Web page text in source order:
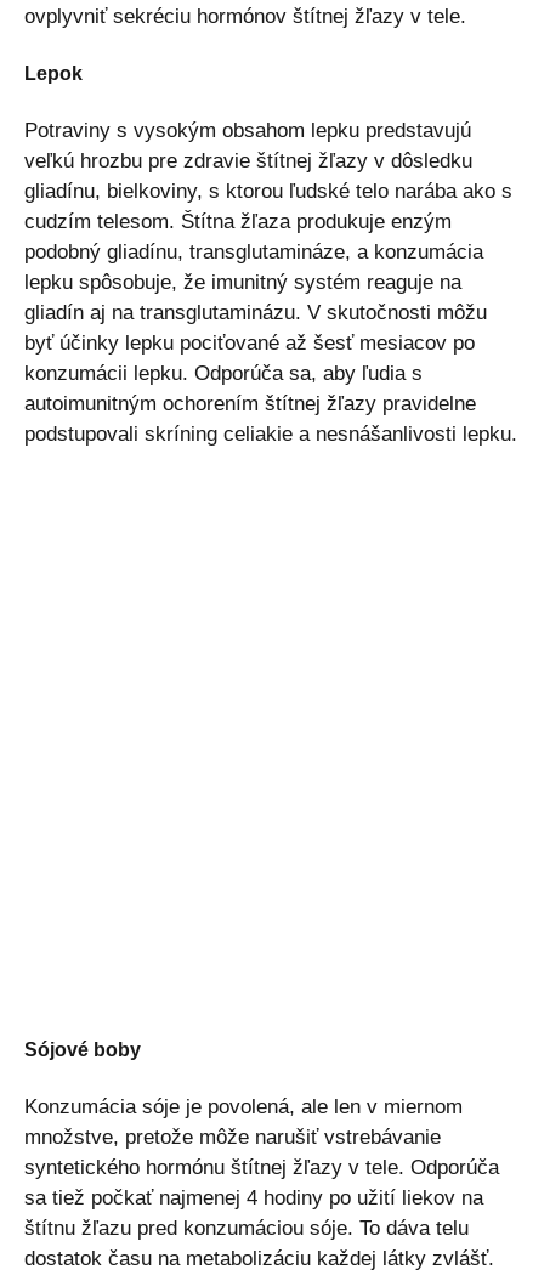
ovplyvniť sekréciu hormónov štítnej žľazy v tele.
Lepok
Potraviny s vysokým obsahom lepku predstavujú
veľkú hrozbu pre zdravie štítnej žľazy v dôsledku
gliadínu, bielkoviny, s ktorou ľudské telo narába ako s
cudzím telesom. Štítna žľaza produkuje enzým
podobný gliadínu, transglutamináze, a konzumácia
lepku spôsobuje, že imunitný systém reaguje na
gliadín aj na transglutaminázu. V skutočnosti môžu
byť účinky lepku pociťované až šesť mesiacov po
konzumácii lepku. Odporúča sa, aby ľudia s
autoimunitným ochorením štítnej žľazy pravidelne
podstupovali skríning celiakie a nesnášanlivosti lepku.
Sójové boby
Konzumácia sóje je povolená, ale len v miernom
množstve, pretože môže narušiť vstrebávanie
syntetického hormónu štítnej žľazy v tele. Odporúča
sa tiež počkať najmenej 4 hodiny po užití liekov na
štítnu žľazu pred konzumáciou sóje. To dáva telu
dostatok času na metabolizáciu každej látky zvlášť.